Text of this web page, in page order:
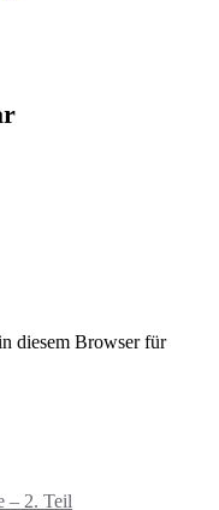
diesem Browser für
– 2. Teil